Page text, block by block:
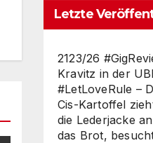
Letzte
2123/26
Kravitz in der
#LetLoveRule –
Cis-Kartoffel
die Lederjacke
das Brot,